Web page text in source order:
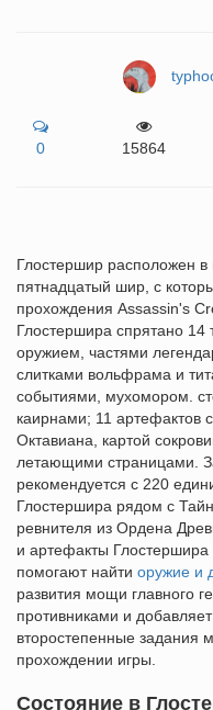
0 15864
Глостершир расположен
пятнадцатый шир, с
прохождения Assassin's
Глостершира спрятано
оружием, частями
слитками вольфрама и
событиями, мухомором.
каирнами; 11 артефактов
Октавиана, картой
летающими страницами.
рекомендуется с 220
Глостершира рядом с
ревнителя из Ордена
и артефакты
помогают найти оружие и
развития мощи главного
противниками и добавляет
второстепенные задания
прохождении игры.
Состояние в